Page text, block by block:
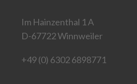
Im Hainzenthal 1 A
D-67722 Winnweiler
+49 (0) 6302 6898771